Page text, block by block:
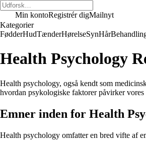
Min kontoRegistrér digMailnyt
Kategorier
FødderHudTænderHørelseSynHår
Health Psychology
Health psychology, også kendt som
hvordan psykologiske faktorer påvirker
Emner inden for Health
Health psychology omfatter en bred vifte af